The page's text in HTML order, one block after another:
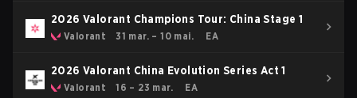
2026 Valorant Champions Tour: China Stage 1
Valorant 31 mar. – 10 mai. EA
2026 Valorant China Evolution Series Act 1
Valorant 16 – 23 mar. EA